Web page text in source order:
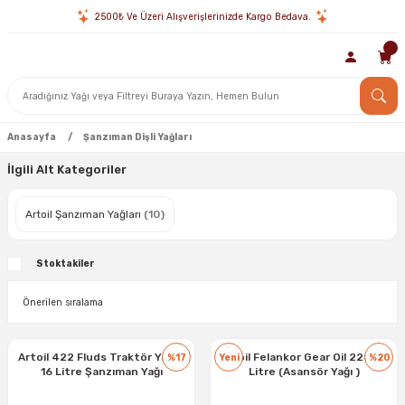
2500₺ Ve Üzeri Alışverişlerinizde Kargo Bedava.
Anasayfa Şanzıman Dişli Yağları
İlgili Alt Kategoriler
Artoil Şanzıman Yağları (10)
Stoktakiler
%17
Artoil 422 Fluds Traktör Yağı -
16 Litre Şanzıman Yağı
%20
Yeni
Artoil Felankor Gear Oil 220 - 3
Litre (Asansör Yağı )